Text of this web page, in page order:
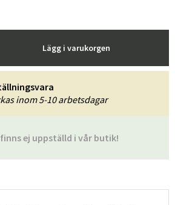
Lägg i varukorgen
ej uppställd i vår butik!
inom 5-10 arbetsdagar